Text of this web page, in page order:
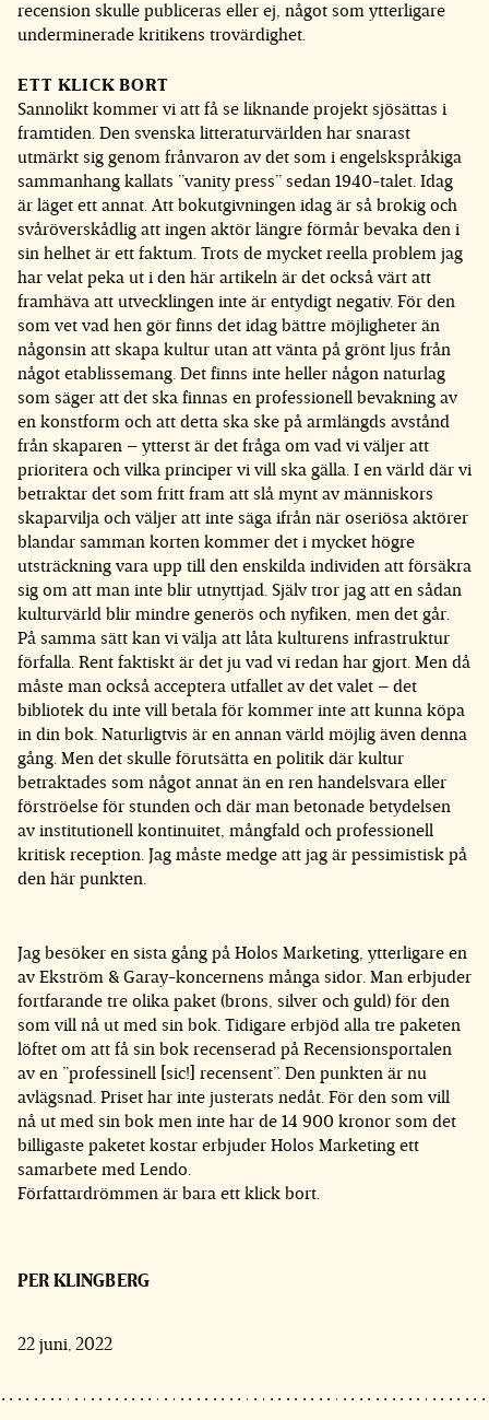
recension skulle publiceras eller ej, något som ytterligare
underminerade kritikens trovärdighet.
ETT KLICK BORT
Sannolikt kommer vi att få se liknande projekt sjösättas i
framtiden. Den svenska litteraturvärlden har snarast
utmärkt sig genom frånvaron av det som i engelskspråkiga
sammanhang kallats ”vanity press” sedan 1940-talet. Idag
är läget ett annat. Att bokutgivningen idag är så brokig och
svåröverskådlig att ingen aktör längre förmår bevaka den i
sin helhet är ett faktum. Trots de mycket reella problem jag
har velat peka ut i den här artikeln är det också värt att
framhäva att utvecklingen inte är entydigt negativ. För den
som vet vad hen gör finns det idag bättre möjligheter än
någonsin att skapa kultur utan att vänta på grönt ljus från
något etablissemang. Det finns inte heller någon naturlag
som säger att det ska finnas en professionell bevakning av
en konstform och att detta ska ske på armlängds avstånd
från skaparen – ytterst är det fråga om vad vi väljer att
prioritera och vilka principer vi vill ska gälla. I en värld där vi
betraktar det som fritt fram att slå mynt av människors
skaparvilja och väljer att inte säga ifrån när oseriösa aktörer
blandar samman korten kommer det i mycket högre
utsträckning vara upp till den enskilda individen att försäkra
sig om att man inte blir utnyttjad. Själv tror jag att en sådan
kulturvärld blir mindre generös och nyfiken, men det går.
På samma sätt kan vi välja att låta kulturens infrastruktur
förfalla. Rent faktiskt är det ju vad vi redan har gjort. Men då
måste man också acceptera utfallet av det valet – det
bibliotek du inte vill betala för kommer inte att kunna köpa
in din bok. Naturligtvis är en annan värld möjlig även denna
gång. Men det skulle förutsätta en politik där kultur
betraktades som något annat än en ren handelsvara eller
förströelse för stunden och där man betonade betydelsen
av institutionell kontinuitet, mångfald och professionell
kritisk reception. Jag måste medge att jag är pessimistisk på
den här punkten.
Jag besöker en sista gång på Holos Marketing, ytterligare en
av Ekström & Garay-koncernens många sidor. Man erbjuder
fortfarande tre olika paket (brons, silver och guld) för den
som vill nå ut med sin bok. Tidigare erbjöd alla tre paketen
löftet om att få sin bok recenserad på Recensionsportalen
av en ”professinell [sic!] recensent”. Den punkten är nu
avlägsnad. Priset har inte justerats nedåt. För den som vill
nå ut med sin bok men inte har de 14 900 kronor som det
billigaste paketet kostar erbjuder Holos Marketing ett
samarbete med Lendo.
Författardrömmen är bara ett klick bort.
PER KLINGBERG
22 juni, 2022